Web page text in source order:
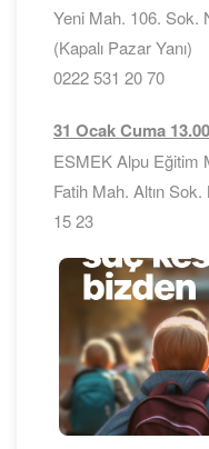
Yeni Mah. 106. Sok.
(Kapalı Pazar Yanı)
0222 531 20 70
31 Ocak Cuma
ESMEK Alpu Eğitim
Fatih Mah. Altın
15 23